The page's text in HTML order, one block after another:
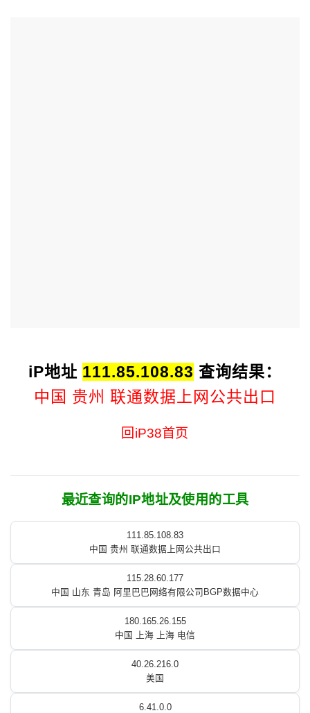
iP地址 111.85.108.83 查询结果：
中国 贵州 联通数据上网公共出口
回iP38首页
最近查询的IP地址及使用的工具
111.85.108.83
中国 贵州 联通数据上网公共出口
115.28.60.177
中国 山东 青岛 阿里巴巴网络有限公司BGP数据中心
180.165.26.155
中国 上海 上海 电信
40.26.216.0
美国
6.41.0.0